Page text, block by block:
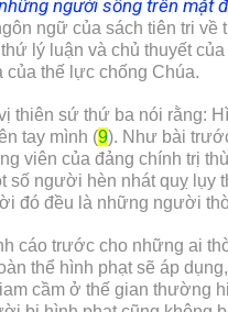
người sống trên mặt
ngữ của sách tiên tri
lý luận và chủ thuyết
của thế lực chống Chúa.
thiên sứ thứ ba nói rằng:
tay mình (9). Như bài
viên của đảng chính trị
số người hèn nhát quỵ
đó đều là những người
cáo trước cho những ai
thể hình phạt sẽ áp
cầm ở thế gian thường